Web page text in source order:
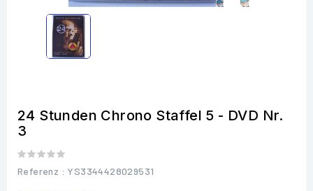
24 Stunden Chrono Staffel 5 - DVD Nr.
3
Referenz : YS3344428029531